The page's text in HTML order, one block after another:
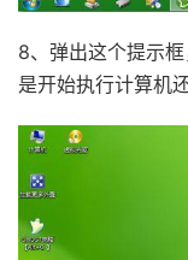
8、弹出这个提示框
是开始执行计算机还